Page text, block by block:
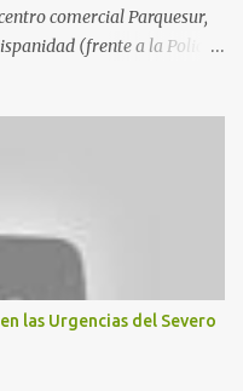
comercial Parquesur,
(frente a la Policía
entre el estadio y Plaza
entre Leganés y
situado frente a
1, y junto al
las Urgencias del Severo